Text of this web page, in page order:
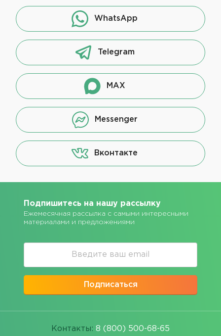
WhatsApp
Telegram
MAX
Messenger
Вконтакте
Подпишитесь на нашу рассылку
Ежемесячная рассылка с самыми интересными
материалами и предложениями
Подписаться
Контакты: 8 (800) 500-68-65